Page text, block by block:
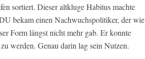
sortiert. Dieser altkluge Habitus machte
bekam einen Nachwuchspolitiker, der wie
Form längst nicht mehr gab. Er konnte
werden. Genau darin lag sein Nutzen.